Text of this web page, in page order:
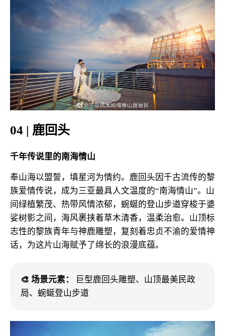
04 | 鹿回头
千年传说里的南海情山
奉山海以盟誓，填星河为情约。鹿回头因千古流传的黎
族爱情传说，成为三亚最具人文温度的“南海情山”。山
间绿植繁茂、热带风情浓郁，蜿蜒的登山步道穿梭于婆
娑树影之间，海风裹挟着草木清香，温柔治愈。山顶标
志性的黎族青年与神鹿雕塑，复刻着忠贞不渝的爱情神
话，为这片山海赋予了绵长的浪漫底蕴。
🎨 场景元素：
巨型鹿回头雕塑、山顶最美民政
局、蜿蜒登山步道